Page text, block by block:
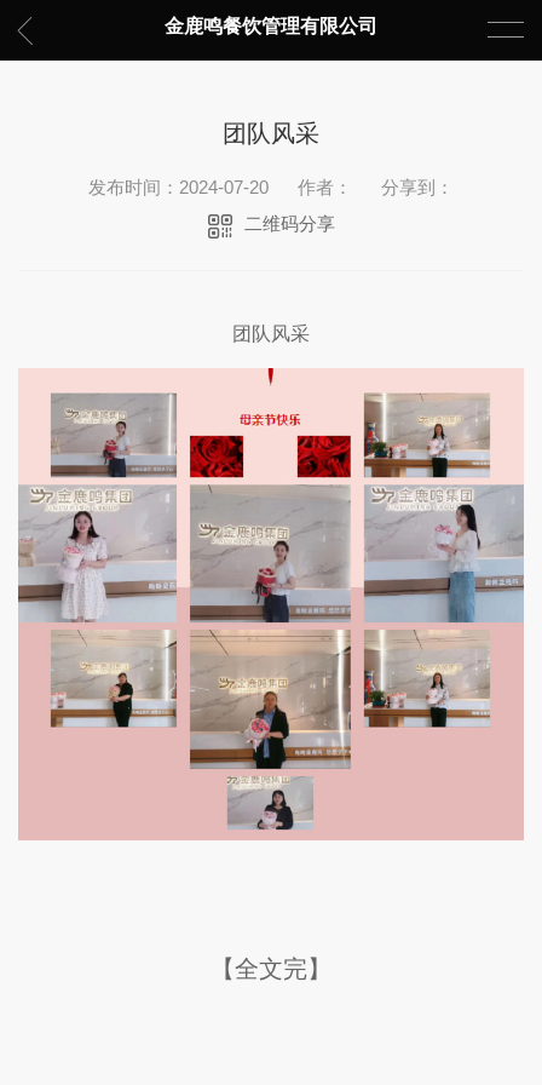
金鹿鸣餐饮管理有限公司
团队风采
发布时间：2024-07-20 作者：
分享到：
二维码分享
团队风采
【全文完】